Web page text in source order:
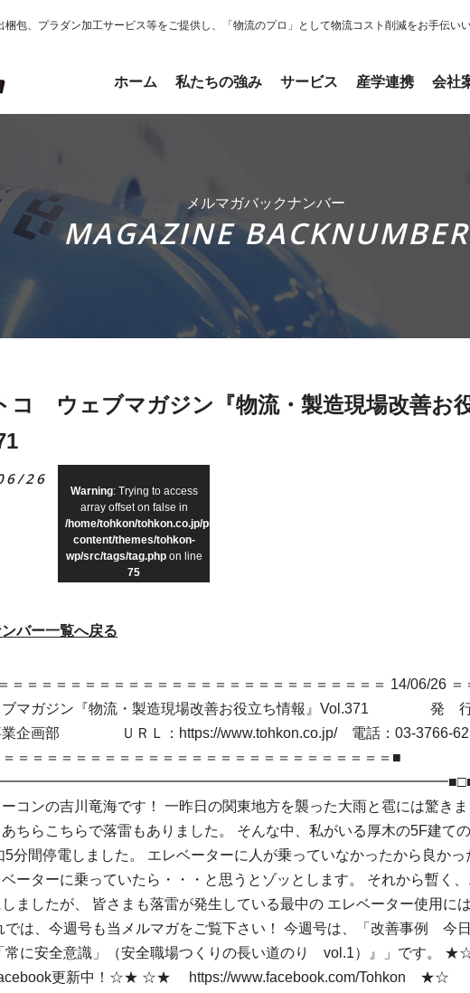
包、プラダン加工サービス等をご提供し、「物流のプロ」として物流コスト削減をお手伝いい
ホーム 私たちの強み サービス 産学連携 会社
メルマガバックナンバー
MAGAZINE BACKNUMBER
コ ウェブマガジン『物流・製造現場改善お
26
Warning: Trying to access
array offset on false in
/home/tohkon/tohkon.co.jp/public_html/wp-
content/themes/tohkon-
wp/src/tags/tag.phpon line
75
バー一覧へ戻る
＝＝＝＝＝＝＝＝＝＝＝＝＝＝＝＝＝＝＝＝＝＝＝＝＝＝ 14/06/
マガジン『物流・製造現場改善お役立ち情報』Vol.371 発 行
企画部 ＵＲＬ：https://www.tohkon.co.jp/ 電話：03-3766-
＝＝＝＝＝＝＝＝＝＝＝＝＝＝＝＝＝＝＝＝＝＝＝＝＝＝＝■
こ
コンの吉川竜海です！ 一昨日の関東地方を襲った大雨と雹には驚き
ちらこちらで落雷もありました。 そんな中、私がいる厚木の5F建て
5分間停電しました。 エレベーターに人が乗っていなかったから良かっ
ベーターに乗っていたら・・・と思うとゾッとします。 それから暫く
ましたが、 皆さまも落雷が発生している最中の エレベーター使用に
では、今週号も当メルマガをご覧下さい！ 今週号は、「改善事例 今
常に安全意識」（安全職場つくりの長い道のり vol.1）』」です。
更新中！☆★ ☆★ https://www.facebook.com/Tohkon ★☆